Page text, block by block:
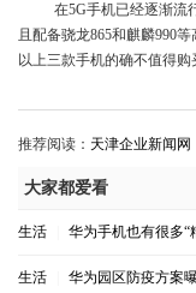
在5G手机已经逐渐流
且配备骁龙865和麒麟990
以上三款手机的确不值得
推荐阅读： 天津企业新闻网
大家都爱看
生活 华为手机也有很多“
生活 华为园区防疫方案